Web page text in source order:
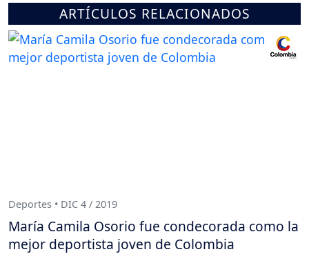
ARTÍCULOS RELACIONADOS
Deportes • DIC 4 / 2019
María Camila Osorio fue condecorada como la
mejor deportista joven de Colombia